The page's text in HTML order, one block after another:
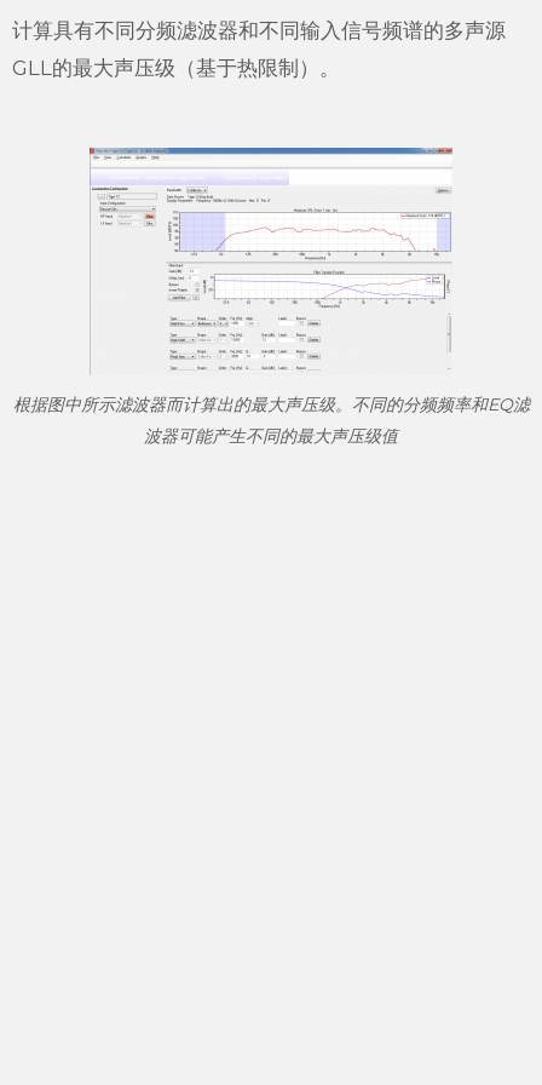
计算具有不同分频滤波器和不同输入信号频谱的多声源
GLL的最大声压级（基于热限制）。
根据图中所示滤波器而计算出的最大声压级。不同的分频频率和EQ滤
波器可能产生不同的最大声压级值